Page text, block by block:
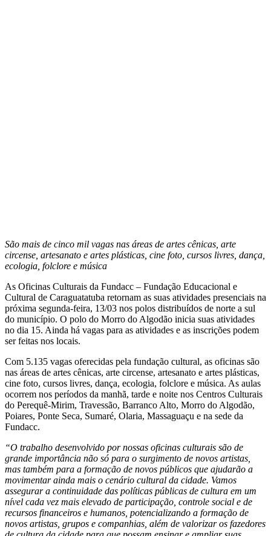
São mais de cinco mil vagas nas áreas de artes cênicas, arte
circense, artesanato e artes plásticas, cine foto, cursos livres, dança,
ecologia, folclore e música
As Oficinas Culturais da Fundacc – Fundação Educacional e
Cultural de Caraguatatuba retornam as suas atividades presenciais na
próxima segunda-feira, 13/03 nos polos distribuídos de norte a sul
do município. O polo do Morro do Algodão inicia suas atividades
no dia 15. Ainda há vagas para as atividades e as inscrições podem
ser feitas nos locais.
Com 5.135 vagas oferecidas pela fundação cultural, as oficinas são
nas áreas de artes cênicas, arte circense, artesanato e artes plásticas,
cine foto, cursos livres, dança, ecologia, folclore e música. As aulas
ocorrem nos períodos da manhã, tarde e noite nos Centros Culturais
do Perequê-Mirim, Travessão, Barranco Alto, Morro do Algodão,
Poiares, Ponte Seca, Sumaré, Olaria, Massaguaçu e na sede da
Fundacc.
“O trabalho desenvolvido por nossas oficinas culturais são de
grande importância não só para o surgimento de novos artistas,
mas também para a formação de novos públicos que ajudarão a
movimentar ainda mais o cenário cultural da cidade. Vamos
assegurar a continuidade das políticas públicas de cultura em um
nível cada vez mais elevado de participação, controle social e de
recursos financeiros e humanos, potencializando a formação de
novos artistas, grupos e companhias, além de valorizar os fazedores